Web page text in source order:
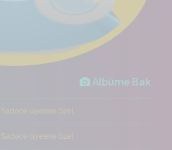
Albüme Bak
Sadece üyelere özel
Sadece üyelere özel